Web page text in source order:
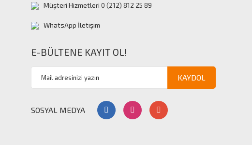
Müşteri Hizmetleri 0 (212) 812 25 89
WhatsApp İletişim
E-BÜLTENE KAYIT OL!
KAYDOL
SOSYAL MEDYA